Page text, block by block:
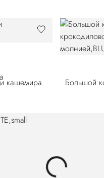
кашемира